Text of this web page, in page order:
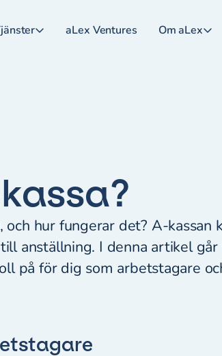
aLex Ventures Om aLex
och hur fungerar det? A-kassan
anställning. I denna artikel
på för dig som arbetstagare